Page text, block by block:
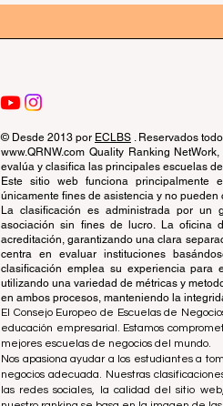
© Desde 2013 por ECLBS . Reservados
www.QRNW.com Quality Ranking
evalúa y clasifica las principales escuelas
Este sitio web funciona principalmente
únicamente fines de asistencia y no pueden
La clasificación es administrada por un
asociación sin fines de lucro. La oficina
acreditación, garantizando una clara
centra en evaluar instituciones
clasificación emplea su experiencia para
utilizando una variedad de métricas y
en ambos procesos, manteniendo la
El Consejo Europeo de Escuelas de
educación empresarial. Estamos
mejores escuelas de negocios del mundo.
Nos apasiona ayudar a los estudiantes a
negocios adecuada. Nuestras
las redes sociales, la calidad del sitio